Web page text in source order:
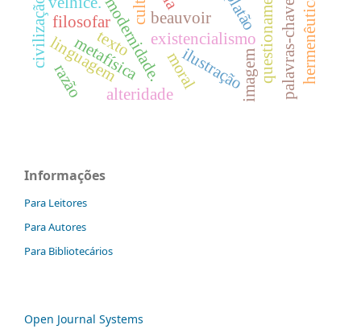
modernidade.beauvoir
existencialismo
filosofar
questionamentopalavras-chave
ilustração
metafísica moral
linguagem hermenêutica
platão
alteridade
razão imagem
texto
Informações
Para Leitores
Para Autores
Para Bibliotecários
Open Journal Systems